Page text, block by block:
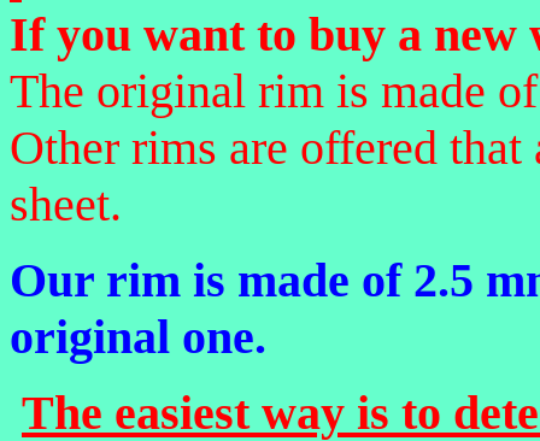
If you want to buy a new
The original rim is made
Other rims are offered
sheet.
Our rim is made of 2.5
original one.
The easiest way is to